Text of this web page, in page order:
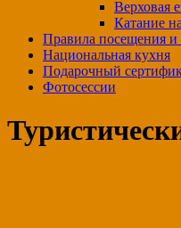
Верховая
Катание
Правила посещения и
Национальная кухня
Подарочный
Фотосессии